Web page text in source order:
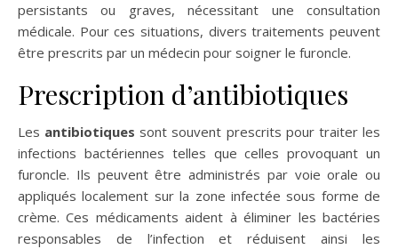
persistants ou graves, nécessitant une consultation
médicale. Pour ces situations, divers traitements peuvent
être prescrits par un médecin pour soigner le furoncle.
Prescription d’antibiotiques
Les antibiotiques sont souvent prescrits pour traiter les
infections bactériennes telles que celles provoquant un
furoncle. Ils peuvent être administrés par voie orale ou
appliqués localement sur la zone infectée sous forme de
crème. Ces médicaments aident à éliminer les bactéries
responsables de l’infection et réduisent ainsi les